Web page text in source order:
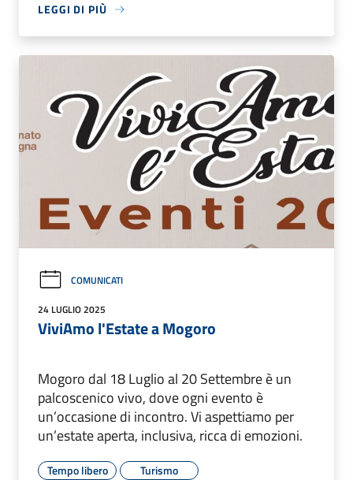
LEGGI DI PIÙ
COMUNICATI
24 LUGLIO 2025
ViviAmo l'Estate a Mogoro
Mogoro dal 18 Luglio al 20 Settembre è un
palcoscenico vivo, dove ogni evento è
un’occasione di incontro. Vi aspettiamo per
un’estate aperta, inclusiva, ricca di emozioni.
Tempo libero Turismo